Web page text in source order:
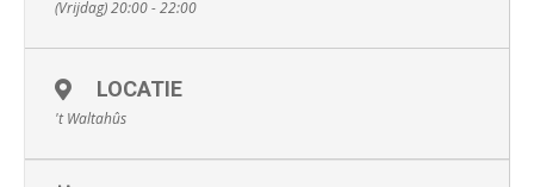
(Vrijdag) 20:00 - 22:00
LOCATIE
't Waltahûs